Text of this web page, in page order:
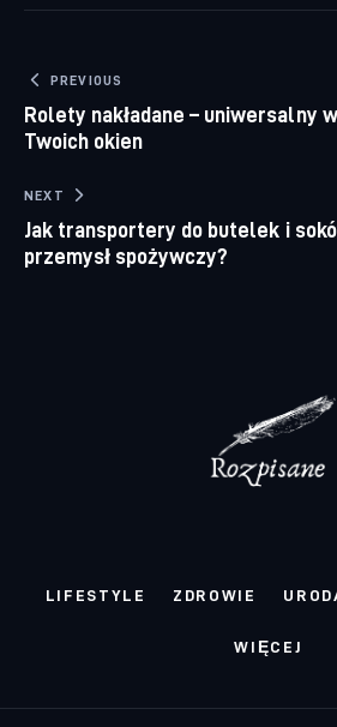
Nawigacja wpisu
PREVIOUS
Rolety nakładane – uniwersalny
Twoich okien
NEXT
Jak transportery do butelek i
przemysł spożywczy?
LIFESTYLE ZDROWIE
WIĘCEJ